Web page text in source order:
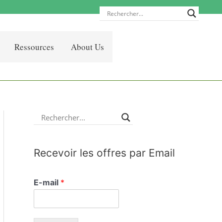
Ressources About Us
Recevoir les offres par Email
E-mail *